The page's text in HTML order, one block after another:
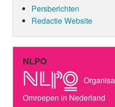
Persberichten
Redactie Website
NLPO
Omroepen in Nederland